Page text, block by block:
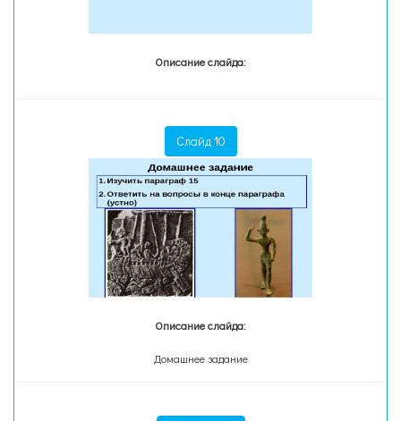
Описание слайда:
Слайд 10
Описание слайда:
Домашнее задание